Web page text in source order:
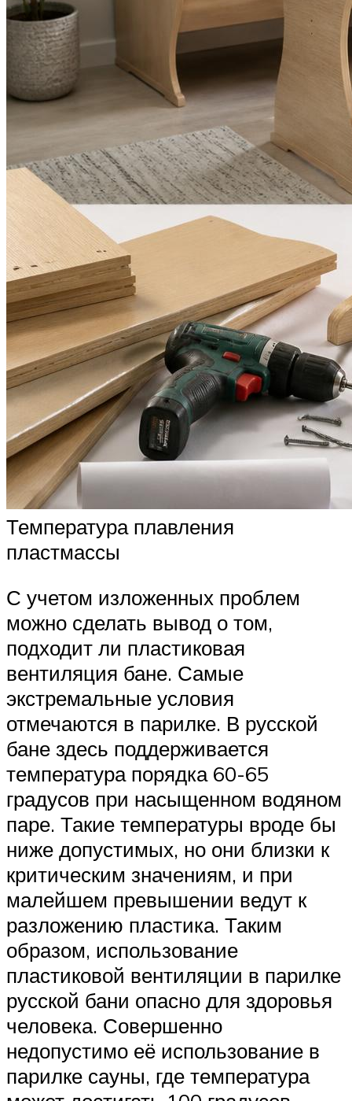
Температура плавления
пластмассы
С учетом изложенных проблем
можно сделать вывод о том,
подходит ли пластиковая
вентиляция бане. Самые
экстремальные условия
отмечаются в парилке. В русской
бане здесь поддерживается
температура порядка 60-65
градусов при насыщенном водяном
паре. Такие температуры вроде бы
ниже допустимых, но они близки к
критическим значениям, и при
малейшем превышении ведут к
разложению пластика. Таким
образом, использование
пластиковой вентиляции в парилке
русской бани опасно для здоровья
человека. Совершенно
недопустимо её использование в
парилке сауны, где температура